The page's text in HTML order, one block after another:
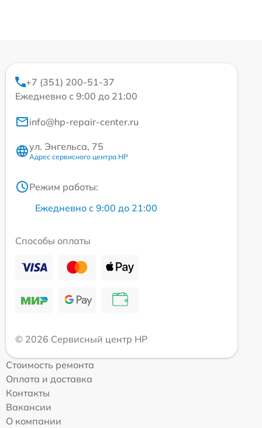
+7 (351) 200-51-37
Ежедневно с 9:00 до 21:00
info@hp-repair-center.ru
ул. Энгельса, 75
Адрес сервисного центра HP
Режим работы:
Ежедневно с 9:00 до 21:00
Способы оплаты
© 2026 Сервисный центр HP
Стоимость ремонта
Оплата и доставка
Контакты
Вакансии
О компании